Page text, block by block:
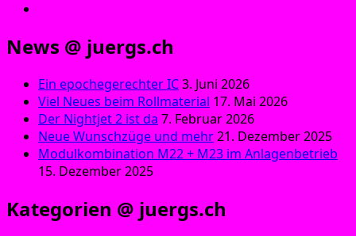
News @ juergs.ch
Ein epochegerechter IC3. Juni 2026
Viel Neues beim Rollmaterial 17. Mai 2026
Der Nightjet 2 ist da 7. Februar 2026
Neue Wunschzüge und mehr21. Dezember 2025
Modulkombination M22 + M23 im Anlagenbetrieb
15. Dezember 2025
Kategorien @ juergs.ch